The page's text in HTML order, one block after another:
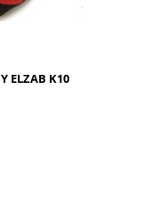
ELZAB K10